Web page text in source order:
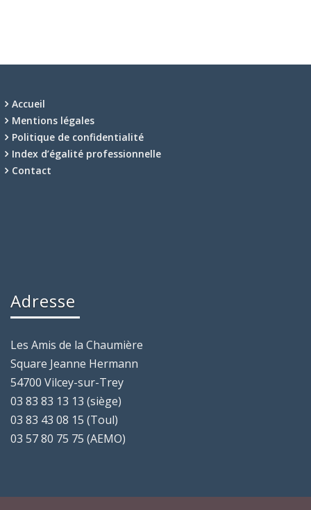
Accueil
Mentions légales
Politique de confidentialité
Index d’égalité professionnelle
Contact
Adresse
Les Amis de la Chaumière
Square Jeanne Hermann
54700 Vilcey-sur-Trey
03 83 83 13 13 (siège)
03 83 43 08 15 (Toul)
03 57 80 75 75 (AEMO)